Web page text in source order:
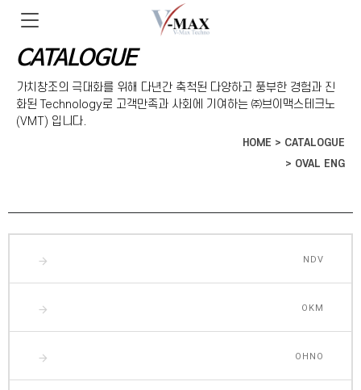
CATALOGUE
가치창조의 극대화를 위해 다년간 축척된 다양하고 풍부한 경험과 진
화된 Technology로 고객만족과 사회에 기여하는 ㈜브이맥스테크노
(VMT) 입니다.
HOME > CATALOGUE
> OVAL ENG
NDV
arrow_forward
OKM
arrow_forward
OHNO
arrow_forward